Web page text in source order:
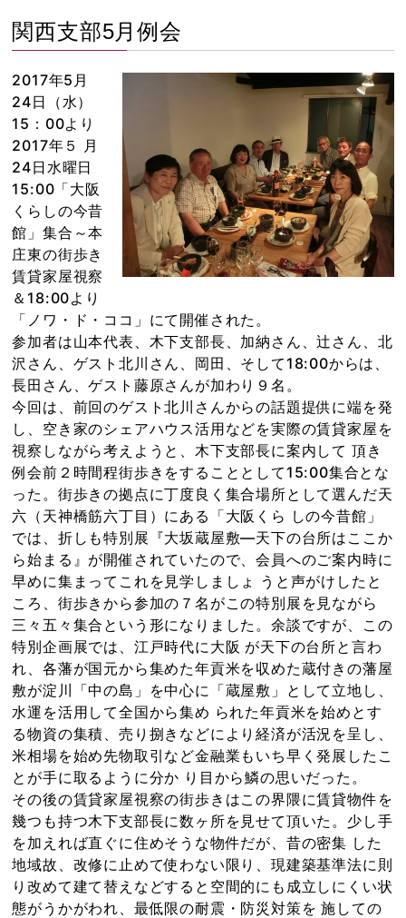
関西支部5月例会
2017年5月
24日（水）
15：00より
2017年５ 月
24日水曜日
15:00「大阪
くらしの今昔
館」集合～本
庄東の街歩き
賃貸家屋視察
＆18:00より
「ノワ・ド・ココ」にて開催された。
参加者は山本代表、木下支部長、加納さん、辻さん、北
沢さん、ゲスト北川さん、岡田、そして18:00からは、
長田さん、ゲスト藤原さんが加わり９名。
今回は、前回のゲスト北川さんからの話題提供に端を発
し、空き家のシェアハウス活用などを実際の賃貸家屋を
視察しながら考えようと、木下支部長に案内して 頂き
例会前２時間程街歩きをすることとして15:00集合とな
った。街歩きの拠点に丁度良く集合場所として選んだ天
六（天神橋筋六丁目）にある「大阪くら しの今昔館」
では、折しも特別展『大坂蔵屋敷―天下の台所はここか
ら始まる』が開催されていたので、会員へのご案内時に
早めに集まってこれを見学しましょ うと声がけしたと
ころ、街歩きから参加の７名がこの特別展を見ながら
三々五々集合という形になりました。余談ですが、この
特別企画展では、江戸時代に大阪 が天下の台所と言わ
れ、各藩が国元から集めた年貢米を収めた蔵付きの藩屋
敷が淀川「中の島」を中心に「蔵屋敷」として立地し、
水運を活用して全国から集め られた年貢米を始めとす
る物資の集積、売り捌きなどにより経済が活況を呈し、
米相場を始め先物取引など金融業もいち早く発展したこ
とが手に取るように分か り目から鱗の思いだった。
その後の賃貸家屋視察の街歩きはこの界隈に賃貸物件を
幾つも持つ木下支部長に数ヶ所を見せて頂いた。少し手
を加えれば直ぐに住めそうな物件だが、昔の密集 した
地域故、改修に止めて使わない限り、現建築基準法に則
り改めて建て替えなどすると空間的にも成立しにくい状
態がうかがわれ、最低限の耐震・防災対策を 施しての